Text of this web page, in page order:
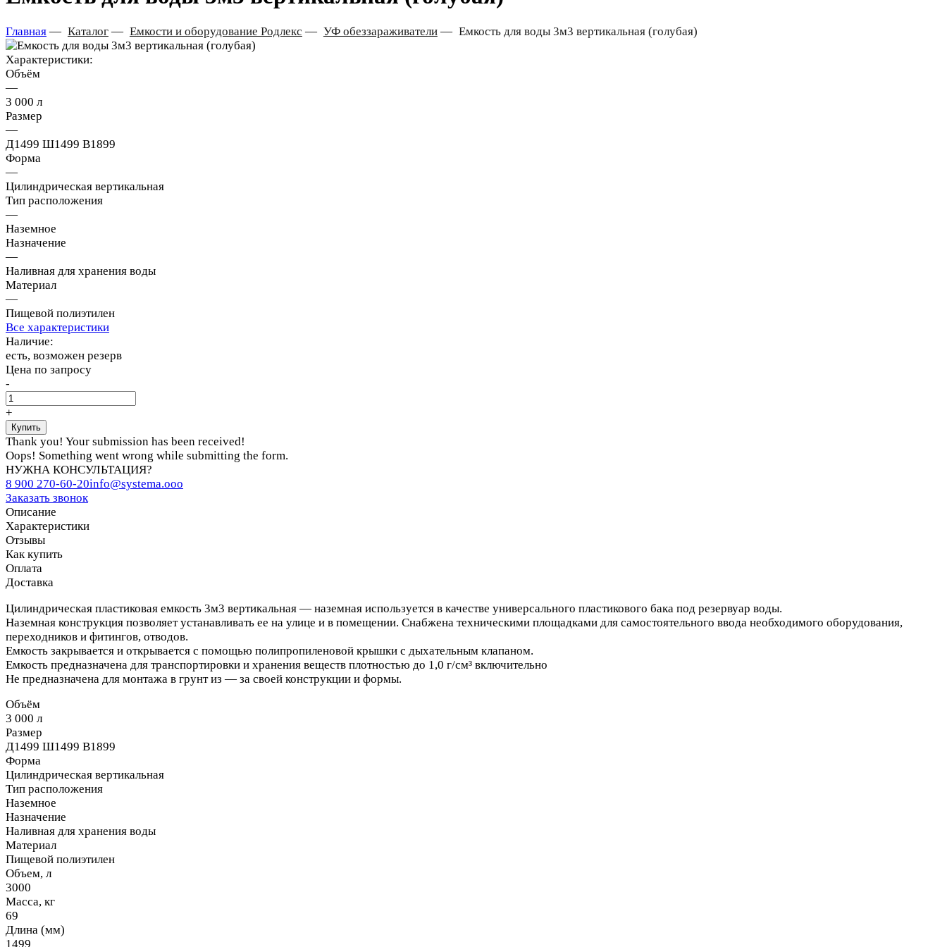
Главная — Каталог— Емкости и оборудование Родлекс — УФ обеззараживатели— Емкость для воды 3м3 вертикальная (голубая)
Характеристики:
Объём
—
3 000 л
Размер
—
Д1499 Ш1499 В1899
Форма
—
Цилиндрическая вертикальная
Тип расположения
—
Наземное
Назначение
—
Наливная для хранения воды
Материал
—
Пищевой полиэтилен
Все характеристики
Наличие:
есть, возможен резерв
Цена по запросу
-
+
Thank you! Your submission has been received!
Oops! Something went wrong while submitting the form.
НУЖНА КОНСУЛЬТАЦИЯ?
8 900 270-60-20info@systema.ooo
Заказать звонок
Описание
Характеристики
Отзывы
Как купить
Оплата
Доставка
Цилиндрическая пластиковая емкость 3м3 вертикальная — наземная используется в качестве универсального пластикового бака под резервуар воды.
Наземная конструкция позволяет устанавливать ее на улице и в помещении. Снабжена техническими площадками для самостоятельного ввода необходимого оборудования,
переходников и фитингов, отводов.
Емкость закрывается и открывается с помощью полипропиленовой крышки с дыхательным клапаном.
Емкость предназначена для транспортировки и хранения веществ плотностью до 1,0 г/см³ включительно
Не предназначена для монтажа в грунт из — за своей конструкции и формы.
Объём
3 000 л
Размер
Д1499 Ш1499 В1899
Форма
Цилиндрическая вертикальная
Тип расположения
Наземное
Назначение
Наливная для хранения воды
Материал
Пищевой полиэтилен
Объем, л
3000
Масса, кг
69
Длина (мм)
1499